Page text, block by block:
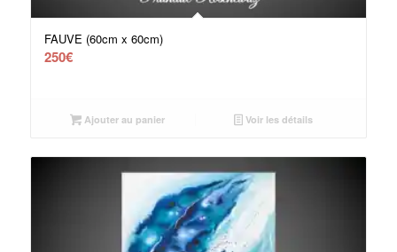
FAUVE (60cm x 60cm)
250€
Ajouter au panier Voir les détails